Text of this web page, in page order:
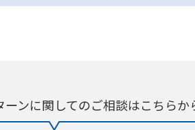
ンに関してのご相談はこちらか